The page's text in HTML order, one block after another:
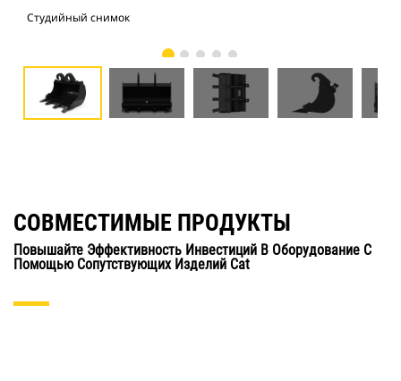
Студийный снимок
СОВМЕСТИМЫЕ ПРОДУКТЫ
Повышайте Эффективность Инвестиций В Оборудование С
Помощью Сопутствующих Изделий Cat